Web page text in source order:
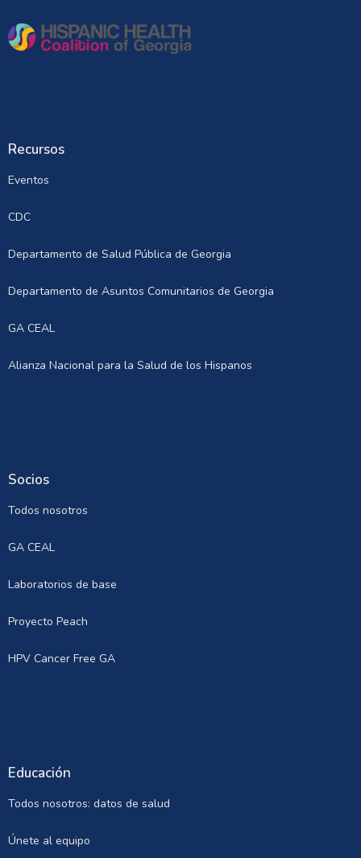
Recursos
Eventos
CDC
Departamento de Salud Pública de Georgia
Departamento de Asuntos Comunitarios de Georgia
GA CEAL
Alianza Nacional para la Salud de los Hispanos
Socios
Todos nosotros
GA CEAL
Laboratorios de base
Proyecto Peach
HPV Cancer Free GA
Educación
Todos nosotros: datos de salud
Únete al equipo